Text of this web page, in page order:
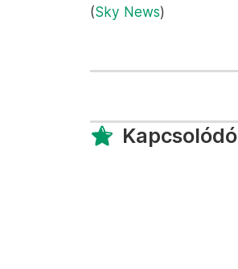
(Sky News)
Kapcsolódó